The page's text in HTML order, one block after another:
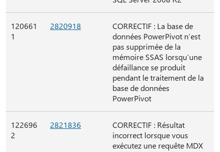
120661
1
2820918
CORRECTIF : La base de
données PowerPivot n’est
pas supprimée de la
mémoire SSAS lorsqu’une
défaillance se produit
pendant le traitement de la
base de données
PowerPivot
122696
2
2821836
CORRECTIF : Résultat
incorrect lorsque vous
exécutez une requête MDX